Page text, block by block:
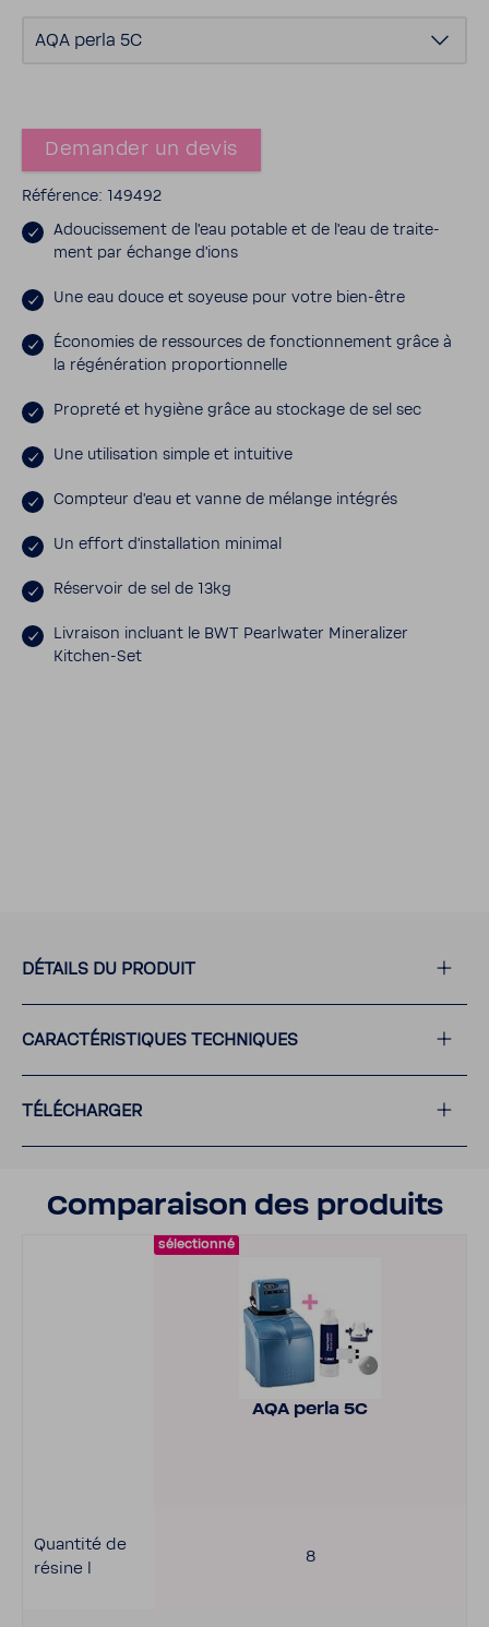
AQA perla 5C
Demander un devis
Réfé­rence: 149492
Adou­cis­se­ment de l'eau potable et de l'eau de trai­te­
ment par échange d'ions
Une eau douce et soyeuse pour votre bien-​être
Écono­mies de ressources de fonc­tion­ne­ment grâce à
la régé­né­ra­tion propor­tion­nelle
Propreté et hygiène grâce au stockage de sel sec
Une utili­sa­tion simple et intui­tive
Comp­teur d'eau et vanne de mélange inté­grés
Un effort d'ins­tal­la­tion minimal
Réser­voir de sel de 13kg
Livraison incluant le BWT Pearl­water Mine­ra­lizer
Kitchen-​Set
DÉTAILS DU PRODUIT
CARAC­TÉ­RIS­TIQUES TECH­NIQUES
TÉLÉ­CHARGER
Compa­raison des produits
Quan­tité de
résine l
AQA perla 5C
sélec­tionné
8